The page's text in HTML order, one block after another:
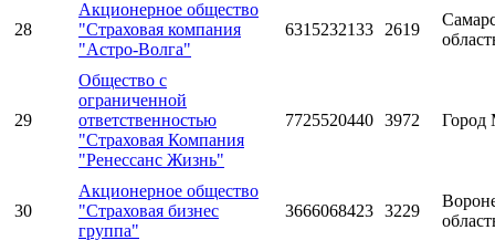
28
Акционерное общество
"Страховая компания
"Астро-Волга"
6315232133 2619
29
Общество с
ограниченной
ответственностью
"Страховая Компания
"Ренессанс Жизнь"
7725520440 3972 Город
30
Акционерное общество
"Страховая бизнес
группа"
3666068423 3229